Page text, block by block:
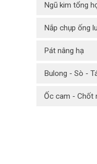
Ngũ kim tổng
Nắp chụp ống
Pát nâng hạ
Bulong - Sò -
Ốc cam - Chốt